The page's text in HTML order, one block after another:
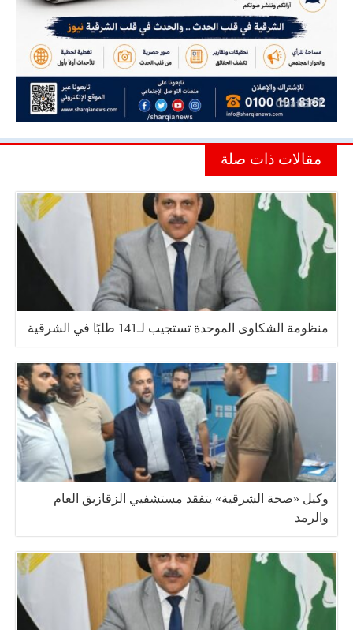
مقالات ذات صلة
منظومة الشكاوى الموحدة تستجيب لـ141 طلبًا في الشرقية
وكيل «صحة الشرقية» يتفقد مستشفيي الزقازيق العام
والرمد